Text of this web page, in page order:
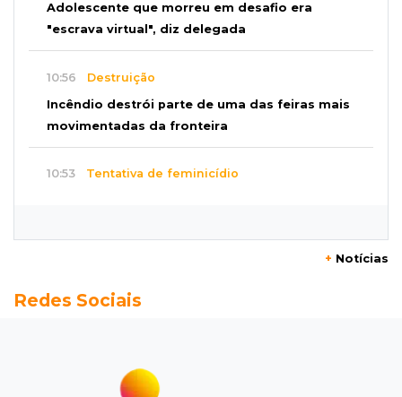
Adolescente que morreu em desafio era
"escrava virtual", diz delegada
10:56 Destruição
Incêndio destrói parte de uma das feiras mais
movimentadas da fronteira
10:53 Tentativa de feminicídio
Prefeitura retira projeto sobre leis tributárias
Multado
Justiça cobra R$ 250 mil de ex-prefeito de
+ Notícias
Redes Sociais